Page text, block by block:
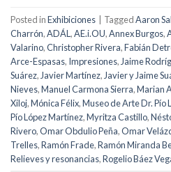
Posted inExhibiciones | TaggedAaron
Charrón,ADÁL ,AE.i.OU,Annex Burgos,
Valarino,Christopher Rivera,Fabián
Arce-Espasas, Impresiones, Jaime
Suárez, Javier Martínez, Javier y Jaime
Nieves,Manuel Carmona Sierra,Marian
Xiloj,Mónica Félix,Museo de Arte Dr. Pío
Pío López Martínez,Myritza Castillo,
Rivero,Omar Obdulio Peña,Omar
Trelles,Ramón Frade,Ramón Miranda
Relieves y resonancias,Rogelio Báez